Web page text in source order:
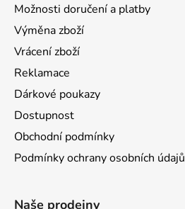
Možnosti doručení a platby
Výměna zboží
Vrácení zboží
Reklamace
Dárkové poukazy
Dostupnost
Obchodní podmínky
Podmínky ochrany osobních údajů
Naše prodejny